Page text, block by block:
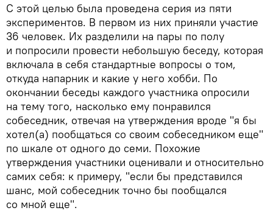
С этой целью была проведена серия из пяти
экспериментов. В первом из них приняли участие
36 человек. Их разделили на пары по полу
и попросили провести небольшую беседу, которая
включала в себя стандартные вопросы о том,
откуда напарник и какие у него хобби. По
окончании беседы каждого участника опросили
на тему того, насколько ему понравился
собеседник, отвечая на утверждения вроде "я бы
хотел(а) пообщаться со своим собеседником еще"
по шкале от одного до семи. Похожие
утверждения участники оценивали и относительно
самих себя: к примеру, "если бы представился
шанс, мой собеседник точно бы пообщался
со мной еще".